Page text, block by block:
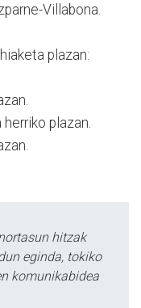
Villabona.
plazan:
plazan.
hitzak
eginda, tokiko
komunikabidea